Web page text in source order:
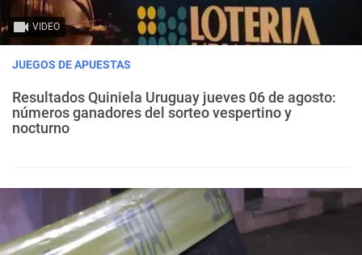
VIDEO
JUEGOS DE APUESTAS
Resultados Quiniela Uruguay jueves 06 de agosto:
números ganadores del sorteo vespertino y
nocturno